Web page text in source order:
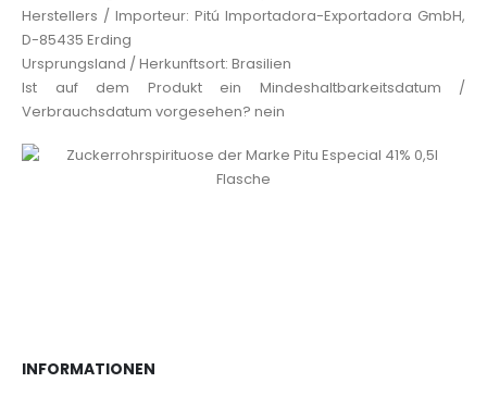
Herstellers / Importeur: Pitú Importadora-Exportadora GmbH,
D-85435 Erding
Ursprungsland / Herkunftsort: Brasilien
Ist auf dem Produkt ein Mindeshaltbarkeitsdatum /
Verbrauchsdatum vorgesehen? nein
INFORMATIONEN